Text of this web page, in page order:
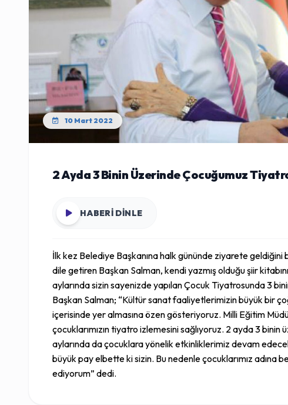
10 Mart 2022
2 Ayda 3 Binin Üzerinde Çocuğumuz
HABERİ DİNLE
İlk kez Belediye Başkanına halk gününde ziyarete
dile getiren Başkan Salman, kendi yazmış olduğu şiir
aylarında sizin sayenizde yapılan Çocuk Tiyatrosunda 3
Başkan Salman; “Kültür sanat faaliyetlerimizin büyük bir
içerisinde yer almasına özen gösteriyoruz. Milli Eğitim
çocuklarımızın tiyatro izlemesini sağlıyoruz. 2 ayda 3
aylarında da çocuklara yönelik etkinliklerimiz devam
büyük pay elbette ki sizin. Bu nedenle çocuklarımız
ediyorum” dedi.